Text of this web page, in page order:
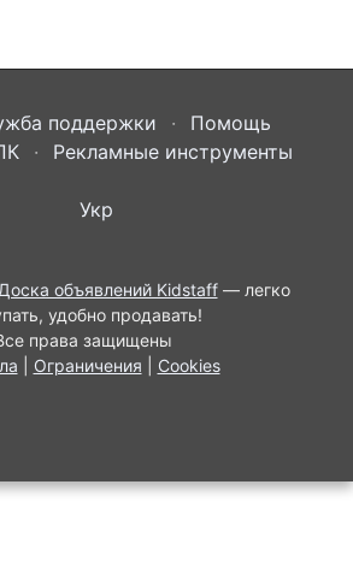
поддержки
Помощь
Рекламные инструменты
Укр
Доска объявлений Kidstaff— легко
удобно продавать!
права защищены
Ограничения Cookies